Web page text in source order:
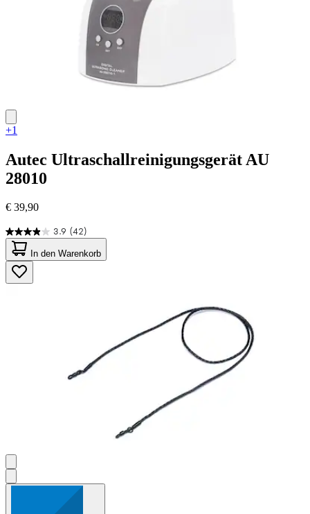
+1
Autec Ultraschallreinigungsgerät AU
28010
€ 39,90
3.9 (42)
3.9
von
5
Sternen.
42
In den Warenkorb